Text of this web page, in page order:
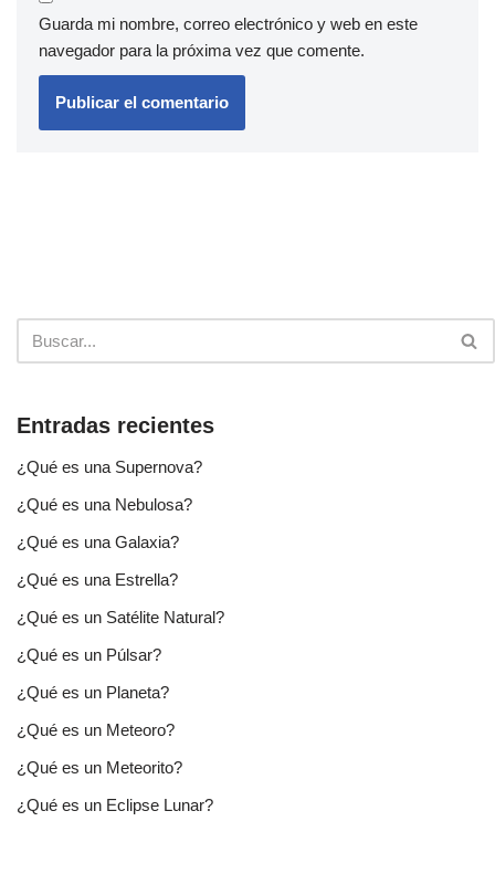
Guarda mi nombre, correo electrónico y web en este
navegador para la próxima vez que comente.
Entradas recientes
¿Qué es una Supernova?
¿Qué es una Nebulosa?
¿Qué es una Galaxia?
¿Qué es una Estrella?
¿Qué es un Satélite Natural?
¿Qué es un Púlsar?
¿Qué es un Planeta?
¿Qué es un Meteoro?
¿Qué es un Meteorito?
¿Qué es un Eclipse Lunar?